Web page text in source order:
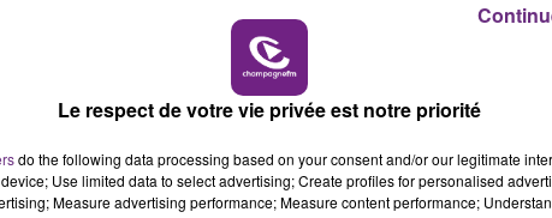
Le respect de votre vie privée est notre priorité
do the following data processing based on your consent and/or our legitimate
Use limited data to select advertising; Create profiles for personalised
Measure advertising performance; Measure content performance;